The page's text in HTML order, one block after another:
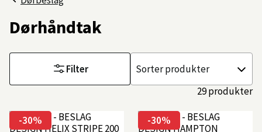
Dørhåndtak
Filter
Sorter
etter
29 produkter
-30% -30%